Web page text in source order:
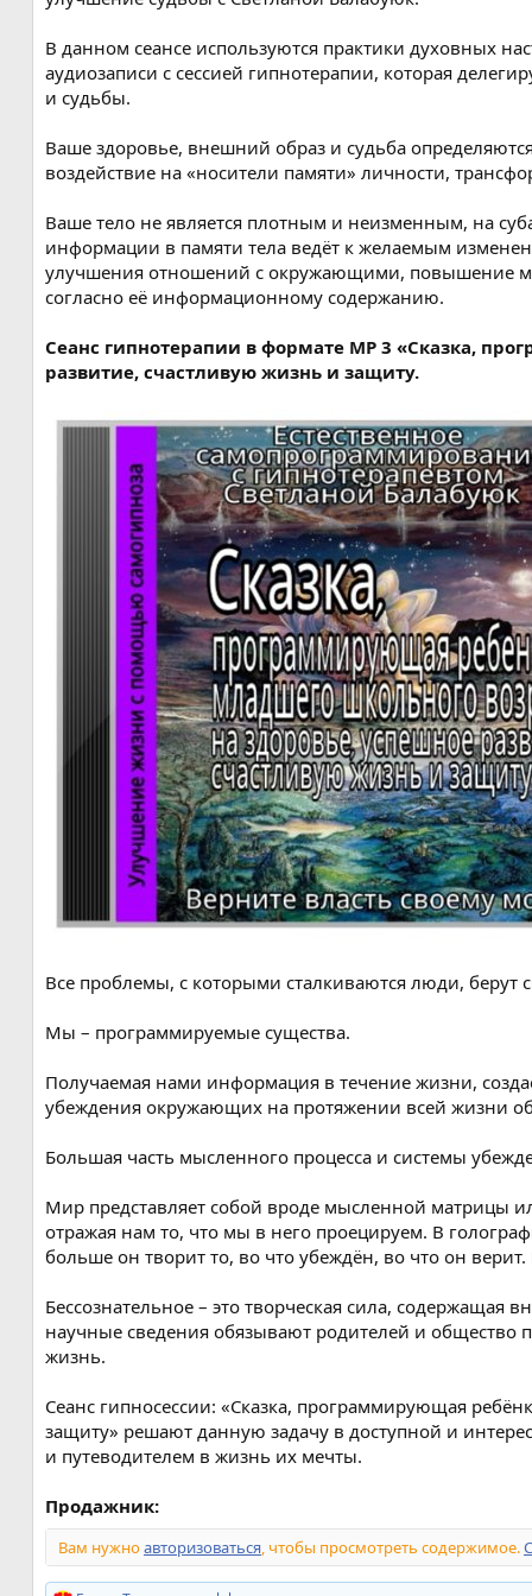
В данном сеансе используются практики духовных
аудиозаписи с сессией гипнотерапии, которая
и судьбы.
Ваше здоровье, внешний образ и судьба
воздействие на «носители памяти» личности,
Ваше тело не является плотным и неизменным, на
информации в памяти тела ведёт к желаемым
улучшения отношений с окружающими, повышение
согласно её информационному содержанию.
Сеанс гипнотерапии в формате МР 3 «Сказка,
развитие, счастливую жизнь и защиту.
Все проблемы, с которыми сталкиваются люди, берут
Мы – программируемые существа.
Получаемая нами информация в течение жизни,
убеждения окружающих на протяжении всей жизни
Большая часть мысленного процесса и системы
Мир представляет собой вроде мысленной матрицы
отражая нам то, что мы в него проецируем. В
больше он творит то, во что убеждён, во что он верит.
Бессознательное – это творческая сила, содержащая
научные сведения обязывают родителей и общество
жизнь.
Сеанс гипносессии: «Сказка, программирующая
защиту» решают данную задачу в доступной и
и путеводителем в жизнь их мечты.
Продажник:
Вам нужноавторизоваться, чтобы просмотреть содержимое.